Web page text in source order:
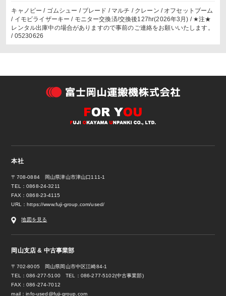
キャノピー / ゴムシュー / ブレード / マルチ / クレーン / オフセットブーム
/ イモビライザーキー / モニター交換済/交換後127hr(2026年3月) / ★注★
レンタル出庫中の場合がありますので事前のご連絡をお願いいたします。
/ 05230626
本社
〒708-0884 岡山県津山市津山口111-1
TEL：0868-24-3211
FAX：0868-23-4115
URL：https://www.fuji-group.com/used/
地図を見る
岡山支店 & 中古事業部
〒702-8005 岡山県岡山市中区江崎84-1
TEL：086-277-5100 TEL：086-277-5102(中古事業部)
FAX：086-274-7012
mail：info-used@fuji-group.com